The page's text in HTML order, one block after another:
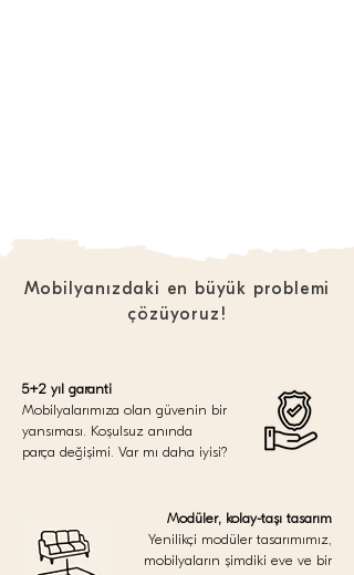
Mobilyanızdaki en büyük problemi
çözüyoruz!
5+2 yıl garanti
Mobilyalarımıza olan güvenin bir
yansıması. Koşulsuz anında
parça değişimi. Var mı daha iyisi?
Modüler, kolay-taşı tasarım
Yenilikçi modüler tasarımımız,
mobilyaların şimdiki eve ve bir